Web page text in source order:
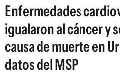
Enfermedades
igualaron al cáncer y
causa de muerte en
datos del MSP